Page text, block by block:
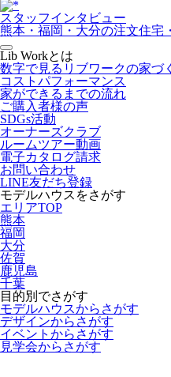
スタッフインタビュー
熊本・福岡・大分の注文住宅
Lib Workとは
数字で見るリブワークの家づ
コストパフォーマンス
家ができるまでの流れ
ご購入者様の声
SDGs活動
オーナーズクラブ
ルームツアー動画
電子カタログ請求
お問い合わせ
LINE友だち登録
モデルハウスをさがす
エリアTOP
熊本
福岡
大分
佐賀
鹿児島
千葉
目的別でさがす
モデルハウスからさがす
デザインからさがす
イベントからさがす
見学会からさがす